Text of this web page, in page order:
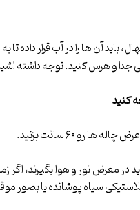
آن ها را در آب قرار داده تا
جدا و هرس کنید. توجه داشته
کنید
معرض نور و هوا بگیرند، اگر
پلاستیکی سیاه پوشانده یا